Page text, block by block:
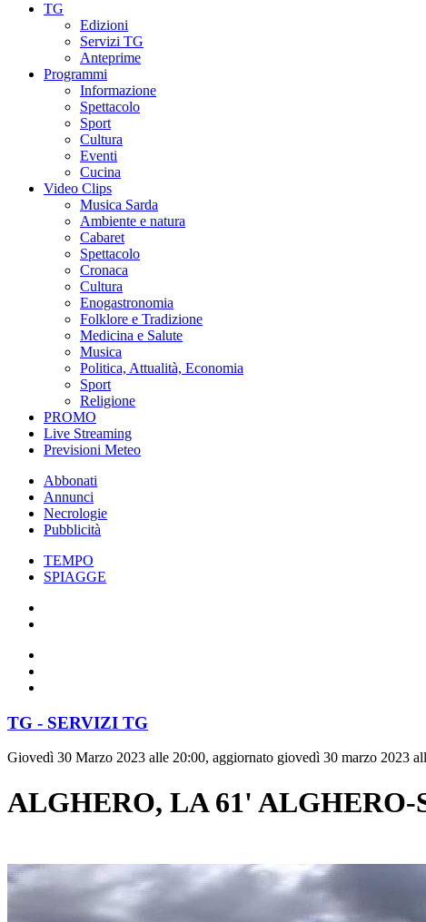
TG
Edizioni
Servizi TG
Anteprime
Programmi
Informazione
Spettacolo
Sport
Cultura
Eventi
Cucina
Video Clips
Musica Sarda
Ambiente e natura
Cabaret
Spettacolo
Cronaca
Cultura
Enogastronomia
Folklore e Tradizione
Medicina e Salute
Musica
Politica, Attualità, Economia
Sport
Religione
PROMO
Live Streaming
Previsioni Meteo
Abbonati
Annunci
Necrologie
Pubblicità
TEMPO
SPIAGGE
TG - SERVIZI TG
Giovedì 30 Marzo 2023 alle 20:00, aggiornato giovedì 30 marzo 2023
ALGHERO, LA 61'